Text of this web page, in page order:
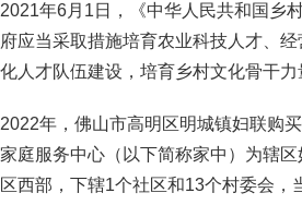
2021年6月1日，《中华人民共和国乡
府应当采取措施培育农业科技人才、
化人才队伍建设，培育乡村文化骨干力
2022年，佛山市高明区明城镇妇联购
家庭服务中心（以下简称家中）为辖
区西部，下辖1个社区和13个村委会